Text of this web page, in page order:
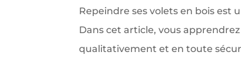
Repeindre ses volets en bois est
Dans cet article, vous
qualitativement et en toute